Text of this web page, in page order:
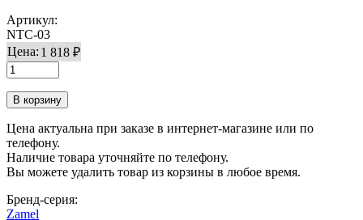
Артикул:
NTC-03
Цена: 1 818 ₽
Цена актуальна при заказе в интернет-магазине или по
телефону.
Наличие товара уточняйте по телефону.
Вы можете удалить товар из корзины в любое время.
Бренд-серия:
Zamel